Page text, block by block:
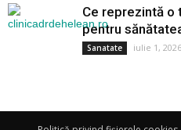
Ce reprezintă o
pentru
Sanatate iulie 1, 2026